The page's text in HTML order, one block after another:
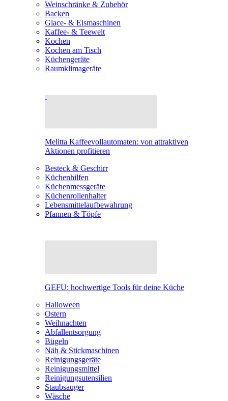
Weinschränke & Zubehör
Backen
Glace- & Eismaschinen
Kaffee- & Teewelt
Kochen
Kochen am Tisch
Küchengeräte
Raumklimageräte
Melitta Kaffeevollautomaten: von attraktiven
Aktionen profitieren
Besteck & Geschirr
Küchenhilfen
Küchenmessgeräte
Küchenrollenhalter
Lebensmittelaufbewahrung
Pfannen & Töpfe
GEFU: hochwertige Tools für deine Küche
Halloween
Ostern
Weihnachten
Abfallentsorgung
Bügeln
Näh & Stickmaschinen
Reinigungsgeräte
Reinigungsmittel
Reinigungsutensilien
Staubsauger
Wäsche